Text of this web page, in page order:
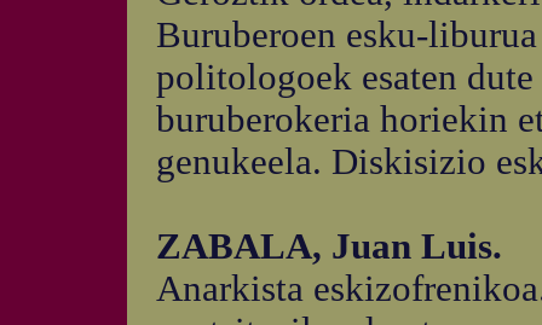
Buruberoen esku-
politologoek esaten
buruberokeria horiekin
genukeela. Diskisizio
ZABALA, Juan Luis.
Anarkista